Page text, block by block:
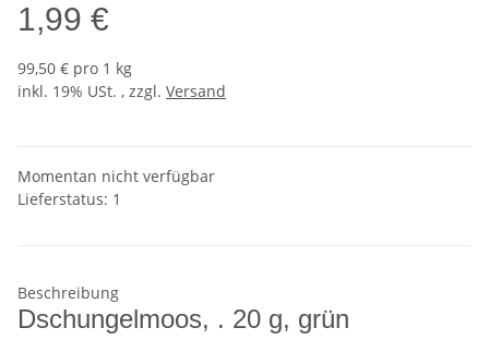
1,99 €
99,50 € pro 1 kg
inkl. 19% USt. , zzgl. Versand
Momentan nicht verfügbar
Lieferstatus: 1
Beschreibung
Dschungelmoos, . 20 g, grün